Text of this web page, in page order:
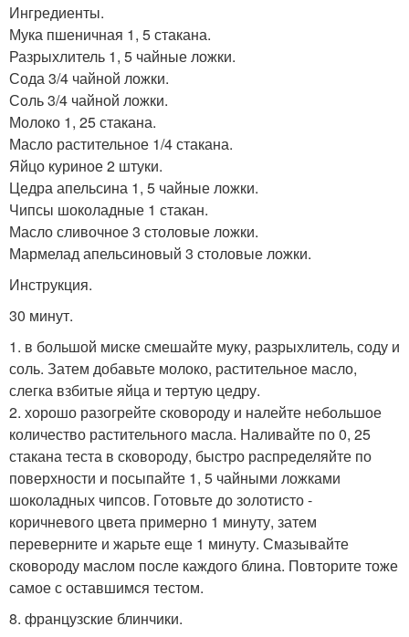
Ингредиенты.
Мука пшеничная 1, 5 стакана.
Разрыхлитель 1, 5 чайные ложки.
Сода 3/4 чайной ложки.
Соль 3/4 чайной ложки.
Молоко 1, 25 стакана.
Масло растительное 1/4 стакана.
Яйцо куриное 2 штуки.
Цедра апельсина 1, 5 чайные ложки.
Чипсы шоколадные 1 стакан.
Масло сливочное 3 столовые ложки.
Мармелад апельсиновый 3 столовые ложки.
Инструкция.
30 минут.
1. в большой миске смешайте муку, разрыхлитель, соду и
соль. Затем добавьте молоко, растительное масло,
слегка взбитые яйца и тертую цедру.
2. хорошо разогрейте сковороду и налейте небольшое
количество растительного масла. Наливайте по 0, 25
стакана теста в сковороду, быстро распределяйте по
поверхности и посыпайте 1, 5 чайными ложками
шоколадных чипсов. Готовьте до золотисто -
коричневого цвета примерно 1 минуту, затем
переверните и жарьте еще 1 минуту. Смазывайте
сковороду маслом после каждого блина. Повторите тоже
самое с оставшимся тестом.
8. французские блинчики.